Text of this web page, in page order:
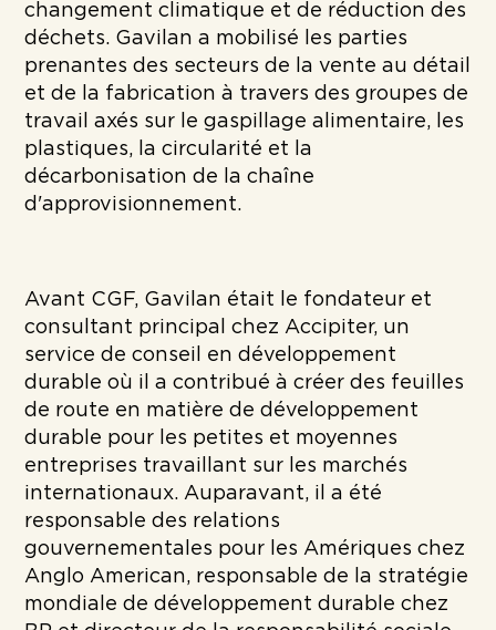
changement climatique et de réduction des
déchets. Gavilan a mobilisé les parties
prenantes des secteurs de la vente au détail
et de la fabrication à travers des groupes de
travail axés sur le gaspillage alimentaire, les
plastiques, la circularité et la
décarbonisation de la chaîne
d'approvisionnement.
Avant CGF, Gavilan était le fondateur et
consultant principal chez Accipiter, un
service de conseil en développement
durable où il a contribué à créer des feuilles
de route en matière de développement
durable pour les petites et moyennes
entreprises travaillant sur les marchés
internationaux. Auparavant, il a été
responsable des relations
gouvernementales pour les Amériques chez
Anglo American, responsable de la stratégie
mondiale de développement durable chez